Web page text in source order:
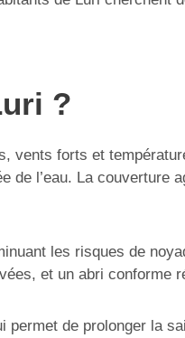
?
forts et
de l’eau. La couverture
les risques de
et un abri conforme
de prolonger la